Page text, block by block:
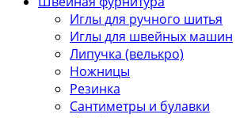
Иглы для ручного шитья
Иглы для швейных машин
Липучка (велькро)
Ножницы
Резинка
Сантиметры и булавки